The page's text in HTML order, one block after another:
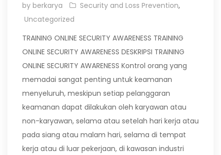
by berkarya Security and Loss Prevention,
Uncategorized
TRAINING ONLINE SECURITY AWARENESS TRAINING
ONLINE SECURITY AWARENESS DESKRIPSI TRAINING
ONLINE SECURITY AWARENESS Kontrol orang yang
memadai sangat penting untuk keamanan
menyeluruh, meskipun setiap pelanggaran
keamanan dapat dilakukan oleh karyawan atau
non-karyawan, selama atau setelah hari kerja atau
pada siang atau malam hari, selama di tempat
kerja atau di luar pekerjaan, di kawasan industri